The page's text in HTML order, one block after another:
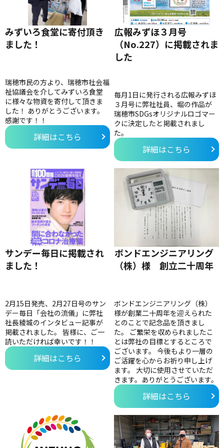
みずいろ食堂に寄付頂き
ました！
瑞穂市民の方より、瑞穂市社会福
祉協議会を介してみずいろ食堂
に様々な物資を寄付して頂きま
した！ ありがとうございます。
感謝です！！
詳細はこちら
広報みずほ３月号
（No.227）に掲載されま
した
毎月1日に発行される広報みずほ
３月号に弊社社員、堀の作品が
瑞穂市SDGsオリジナルロゴマー
クに決定したと掲載されまし
た。
詳細はこちら
サンデー毎日に掲載され
ました！
2月15日発売、2月27日号のサン
デー毎日「会社の流儀」に弊社
社長綾城のインタビュー記事が
掲載されました。 皆様に、ご一
読いただければ幸いです！！
詳細はこちら
ボンドエンジニアリング
（株）様 創立二十周年
ボンドエンジニアリング（株）
様が創業二十周年を迎えられた
とのことで記念品を頂きまし
た。 ご繁栄を収められましたこ
とは弊社の目標とするところで
ございます。 今後もより一層の
ご活躍を心からお祈り申し上げ
ます。 大切に使用させていただ
きます。ありがとうございます。
詳細はこちら